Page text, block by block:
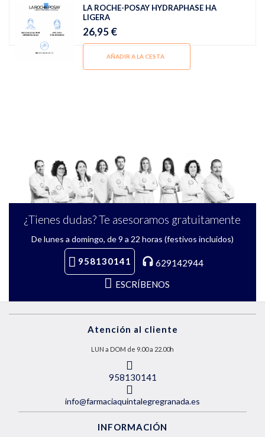
LA ROCHE-POSAY HYDRAPHASE HA
LIGERA
26,95 €
AÑADIR A LA CESTA
¿Tienes dudas? Te asesoramos gratuitamente
De lunes a domingo, de 9 a 22 horas (festivos incluidos)
958130141
629142944
ESCRÍBENOS
Atención al cliente
LUN a DOM de 9.00 a 22.00h
958130141
info@farmaciaquintalegregranada.es
INFORMACIÓN